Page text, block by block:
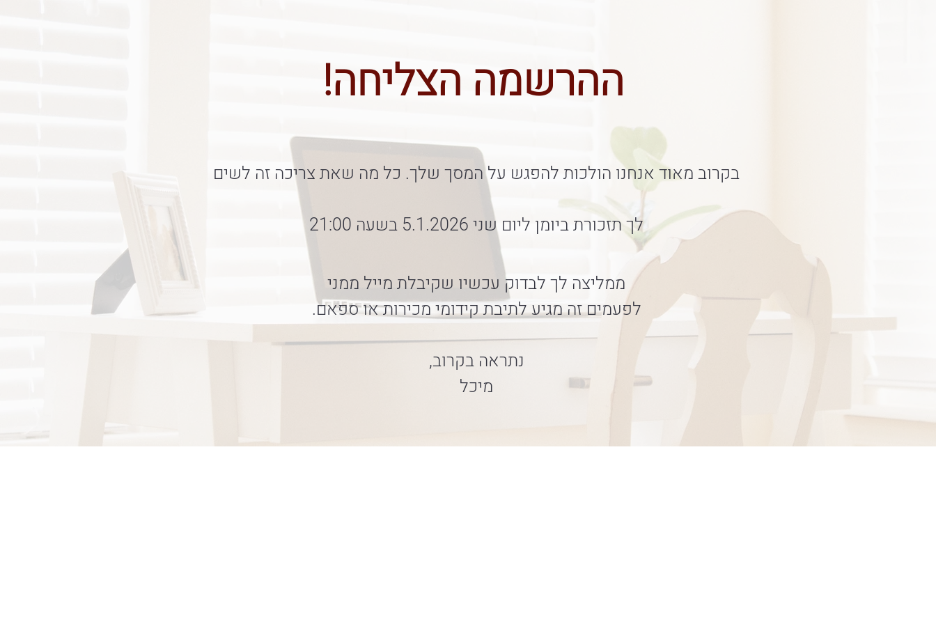
ההרשמה הצליחה!
בקרוב מאוד אנחנו הולכות להפגש על המסך שלך. כל מה שאת צריכה זה לשים
לך תזכורת ביומן ליום שני 5.1.2026 בשעה 21:00
ממליצה לך לבדוק עכשיו שקיבלת מייל ממני
לפעמים זה מגיע לתיבת קידומי מכירות או ספאם.
נתראה בקרוב,
מיכל